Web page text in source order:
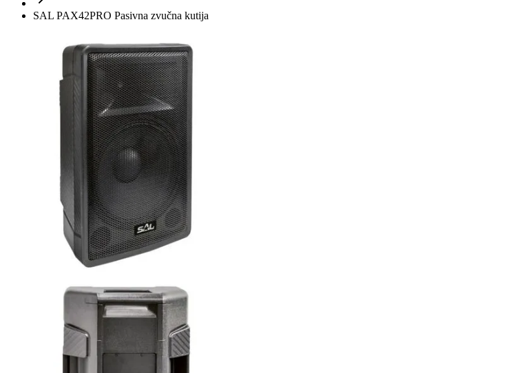
SAL PAX42PRO Pasivna zvučna kutija